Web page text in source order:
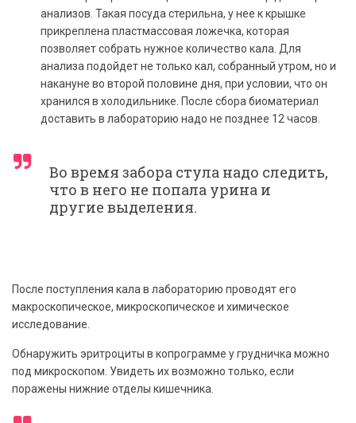
анализов. Такая посуда стерильна, у нее к крышке
прикреплена пластмассовая ложечка, которая
позволяет собрать нужное количество кала. Для
анализа подойдет не только кал, собранный утром, но и
накануне во второй половине дня, при условии, что он
хранился в холодильнике. После сбора биоматериал
доставить в лабораторию надо не позднее 12 часов.
Во время забора стула надо следить,
что в него не попала урина и
другие выделения.
После поступления кала в лабораторию проводят его
макроскопическое, микроскопическое и химическое
исследование.
Обнаружить эритроциты в копрограмме у грудничка можно
под микроскопом. Увидеть их возможно только, если
поражены нижние отделы кишечника.